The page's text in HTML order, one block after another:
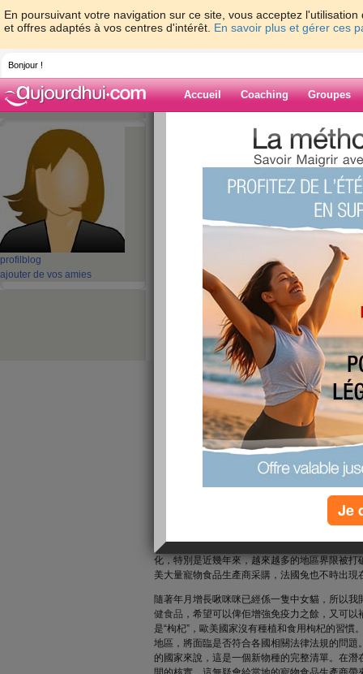
En poursuivant votre navigation sur ce site, vous acceptez
et offres adaptés à vos centres d'intérêt. En savoir plus et gérer ces
Bonjour !
Accueil Coaching Groupes
profil blog
ajouter de vos amies
>
Blog de
Suiv. ›
For localized raw
easier to pass the
guidelines
laws and
publié le 21/12/2020 à 08:48
寵物食品制造商不願花更多的時間向公眾解釋
益，所以大多數時候，他們傾向於使用已經證
僅可以幫助他們節省大量的研發成本，還可以
我們一直試圖告訴歐洲人和美國人豬腸是多麼
藥配方的保健品應該都不難
寵物產業是許多國家農業部門的一個小分支。
保證所有原材料的安全和合法性。隨著全球寵
化，特別是近幾年來，越來越多的地區界限被
美大量寵物食品生產商采購，法國兔也不時出現
隨著年月增長啾咪咪已經係一隻中女貓，所以
健食品 ，希望可以俾佢增強免疫力之餘，又可
是“枸杞”，歐美國家沒有種植和食用枸杞的習慣
地區，將面臨是否符合各國相關法律法規的問
的國家來說，這是一個新物種的完整清單。在
Je